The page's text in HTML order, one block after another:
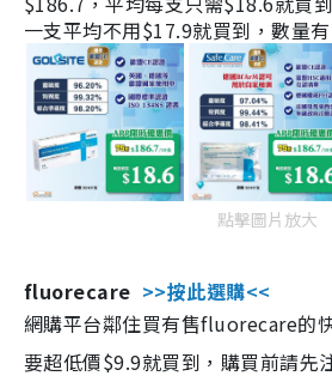
一支平均不用$17.9就買到，數量
點擊圖片放大
fluorecare >>按此選購<<
網購平台鄰住買有售fluorecare的
要超低價$9.9就買到，購買前請先